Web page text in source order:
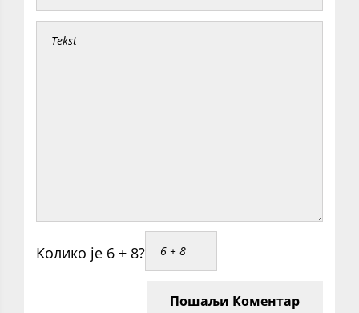
Колико је 6 + 8?
Пошаљи Коментар